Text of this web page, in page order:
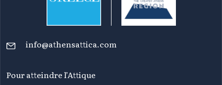
info@athensattica.com
Pour atteindre l’Attique